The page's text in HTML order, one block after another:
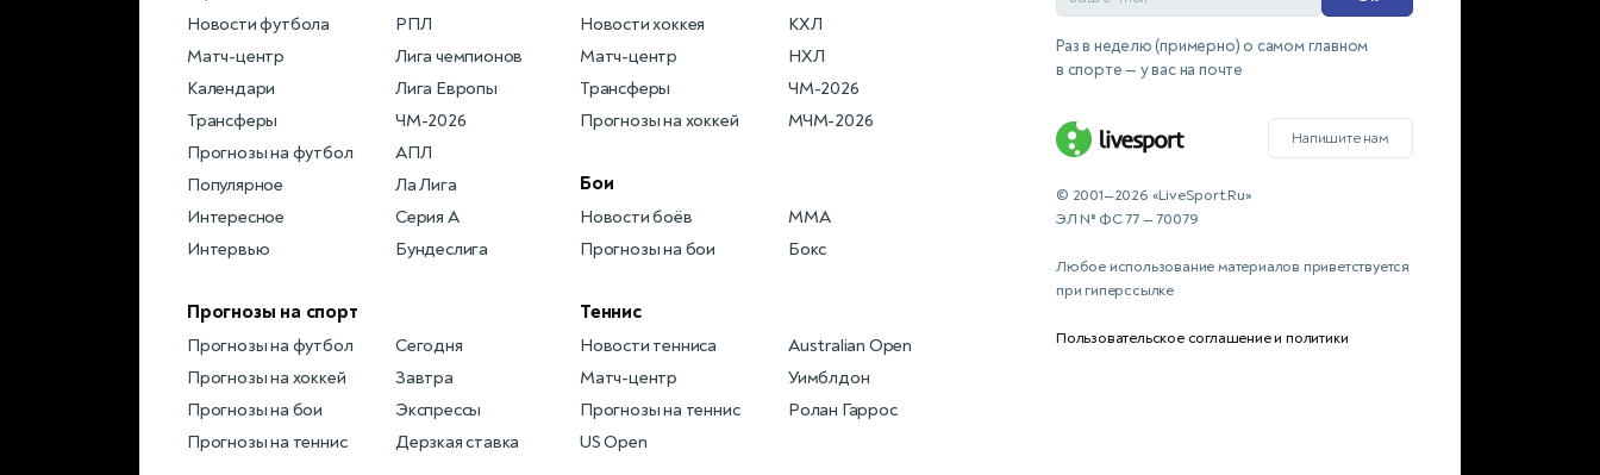
Новости футбола
РПЛ
Матч-центр
Лига чемпионов
Календари
Лига Европы
Трансферы
ЧМ-2026
Прогнозы на футбол
АПЛ
Популярное
Ла Лига
Интересное
Серия А
Интервью
Бундеслига
Прогнозы на спорт
Прогнозы на футбол
Сегодня
Прогнозы на хоккей
Завтра
Прогнозы на бои
Экспрессы
Прогнозы на теннис
Дерзкая ставка
Новости хоккея
КХЛ
Матч-центр
НХЛ
Трансферы
ЧМ-2026
Прогнозы на хоккей
МЧМ-2026
Бои
Новости боёв
MMA
Прогнозы на бои
Бокс
Теннис
Новости тенниса
Australian Open
Матч-центр
Уимблдон
Прогнозы на теннис
Ролан Гаррос
US Open
Раз в неделю (примерно) о самом главном
в спорте — у вас на почте
Напишите нам
© 2001—2026 «LiveSport.Ru»
ЭЛ № ФС 77 — 70079
Любое использование материалов приветствуется
при гиперссылке
Пользовательское соглашение и политики